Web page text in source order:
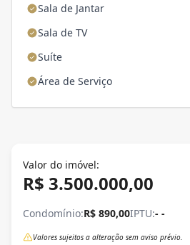
Sala de Jantar
Sala de TV
Suíte
Área de Serviço
Valor do imóvel:
R$ 3.500.000,00
Condomínio:R$ 890,00IPTU:- -
Valores sujeitos a alteração sem aviso prévio.